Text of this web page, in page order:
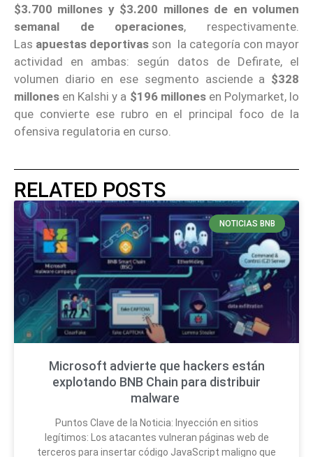
$3.700 millones y $3.200 millones de en volumen
semanal de operaciones, respectivamente.
Las apuestas deportivas son la categoría con mayor
actividad en ambas: según datos de Defirate, el
volumen diario en ese segmento asciende a $328
millones en Kalshi y a $196 millonesen Polymarket, lo
que convierte ese rubro en el principal foco de la
ofensiva regulatoria en curso.
RELATED POSTS
NOTICIAS BNB
Microsoft advierte que hackers están
explotando BNB Chain para distribuir
malware
Puntos Clave de la Noticia: Inyección en sitios
legítimos: Los atacantes vulneran páginas web de
terceros para insertar código JavaScript maligno que